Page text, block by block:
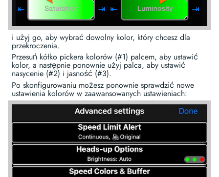
i użyj go, aby wybrać dowolny kolor, który chcesz dla
przekroczenia.
Przesuń kółko pickera kolorów (#1) palcem, aby ustawić
kolor, a następnie ponownie użyj palca, aby ustawić
nasycenie (#2) i jasność (#3).
Po skonfigurowaniu możesz ponownie sprawdzić nowe
ustawienia kolorów w zaawansowanych ustawieniach: